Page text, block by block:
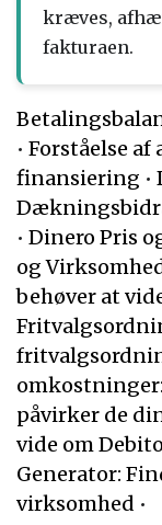
kræves,
fakturaen.
• Forståelse
finansiering •
• Dinero Pris
og
behøver at
påvirker de
vide om
Generator:
virksomhed •